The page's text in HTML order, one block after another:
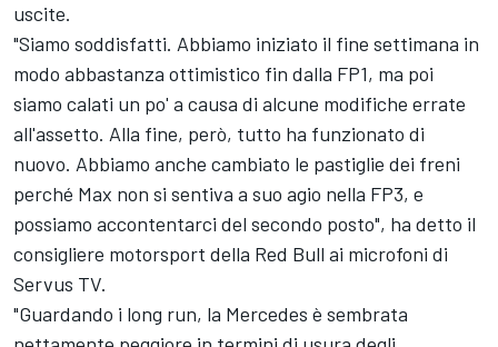
uscite.
"Siamo soddisfatti. Abbiamo iniziato il fine settimana in
modo abbastanza ottimistico fin dalla FP1, ma poi
siamo calati un po' a causa di alcune modifiche errate
all'assetto. Alla fine, però, tutto ha funzionato di
nuovo. Abbiamo anche cambiato le pastiglie dei freni
perché Max non si sentiva a suo agio nella FP3, e
possiamo accontentarci del secondo posto", ha detto il
consigliere motorsport della Red Bull ai microfoni di
Servus TV.
"Guardando i long run, la Mercedes è sembrata